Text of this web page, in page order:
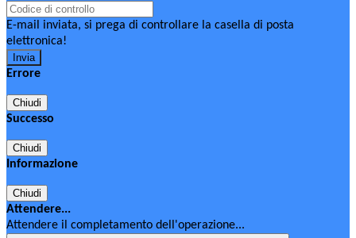
E-mail inviata, si prega di controllare la casella di posta
elettronica!
Errore
Chiudi
Successo
Chiudi
Informazione
Chiudi
Attendere...
Attendere il completamento dell'operazione...